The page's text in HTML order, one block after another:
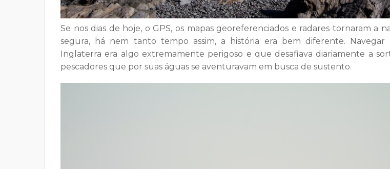
Se nos dias de hoje, o GPS, os mapas georeferenciados e radares tornaram a
segura, há nem tanto tempo assim, a história era bem diferente. Navegar
Inglaterra era algo extremamente perigoso e que desafiava diariamente a
pescadores que por suas águas se aventuravam em busca de sustento.